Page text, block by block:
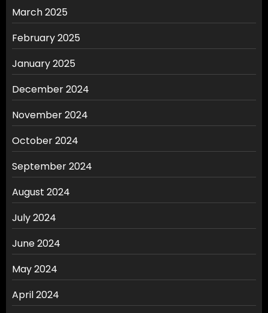
March 2025
February 2025
January 2025
December 2024
November 2024
October 2024
September 2024
August 2024
July 2024
June 2024
May 2024
April 2024